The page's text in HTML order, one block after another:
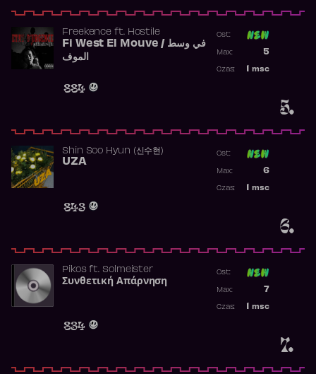
5.
Freekence ft. Hostile
Fi West El Mouve / في وسط
الموف
884
Ost:
5
Max:
msc
Czas:
6.
Shin Soo Hyun (신수현)
UZA
843
Ost:
6
Max:
msc
Czas:
7.
Pikosft. Solmeister
Συνθετική Απάρνηση
834
Ost:
7
Max:
msc
Czas: